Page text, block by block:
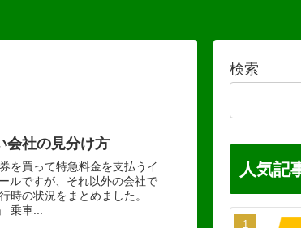
会社の見分け方
を買って特急料金を支払うイ
ルですが、それ以外の会社で
時の状況をまとめました。
乗車...
検索
人気記